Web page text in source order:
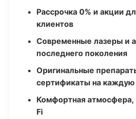
Рассрочка 0% и акции
клиентов
Современные лазеры и
последнего поколения
Оригинальные
сертификаты на каждую
Комфортная
Fi